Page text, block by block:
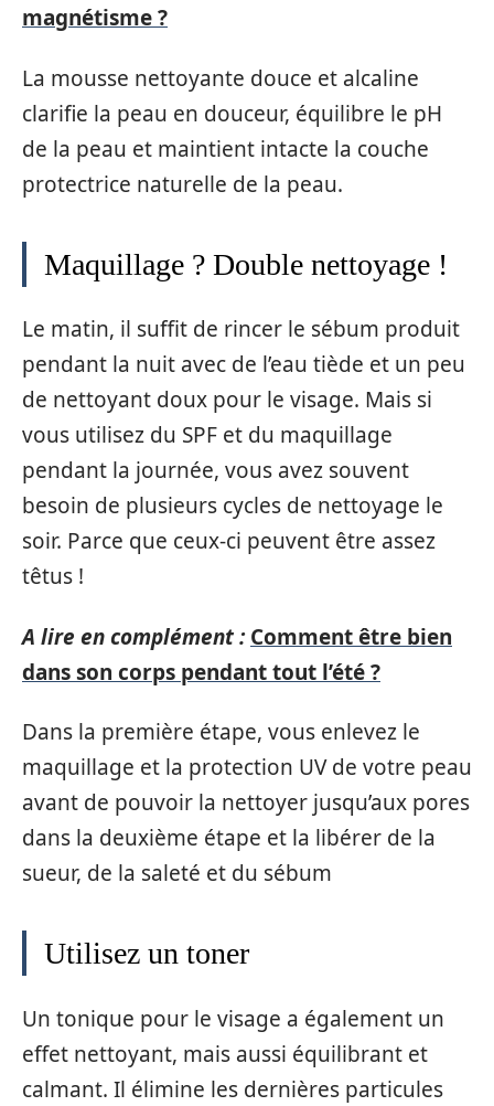
magnétisme ?
La mousse nettoyante douce et alcaline
clarifie la peau en douceur, équilibre le pH
de la peau et maintient intacte la couche
protectrice naturelle de la peau.
Maquillage ? Double nettoyage !
Le matin, il suffit de rincer le sébum produit
pendant la nuit avec de l’eau tiède et un peu
de nettoyant doux pour le visage. Mais si
vous utilisez du SPF et du maquillage
pendant la journée, vous avez souvent
besoin de plusieurs cycles de nettoyage le
soir. Parce que ceux-ci peuvent être assez
têtus !
A lire en complément : Comment être bien
dans son corps pendant tout l’été ?
Dans la première étape, vous enlevez le
maquillage et la protection UV de votre peau
avant de pouvoir la nettoyer jusqu’aux pores
dans la deuxième étape et la libérer de la
sueur, de la saleté et du sébum
Utilisez un toner
Un tonique pour le visage a également un
effet nettoyant, mais aussi équilibrant et
calmant. Il élimine les dernières particules